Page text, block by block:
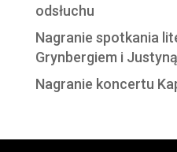
odsłuchu
Nagranie spotkania
Grynbergiem i
Nagranie koncertu